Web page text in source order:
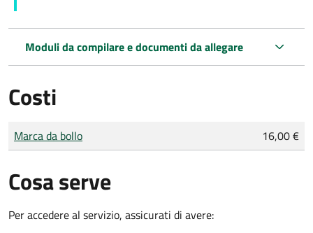
Moduli da compilare e documenti da allegare
Costi
Tipo di pagamento
Importo
Marca da bollo 16,00 €
Cosa serve
Per accedere al servizio, assicurati di avere: